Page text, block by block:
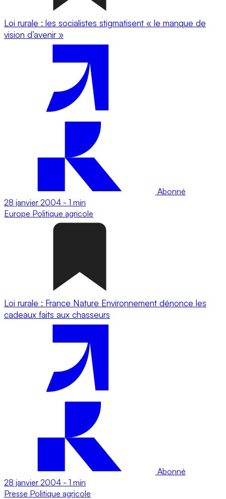
Loi rurale : les socialistes stigmatisent « le manque de
vision d’avenir »
Abonné
28 janvier 2004 - 1 min
Europe Politique agricole
Loi rurale : France Nature Environnement dénonce les
cadeaux faits aux chasseurs
Abonné
28 janvier 2004 - 1 min
Presse Politique agricole